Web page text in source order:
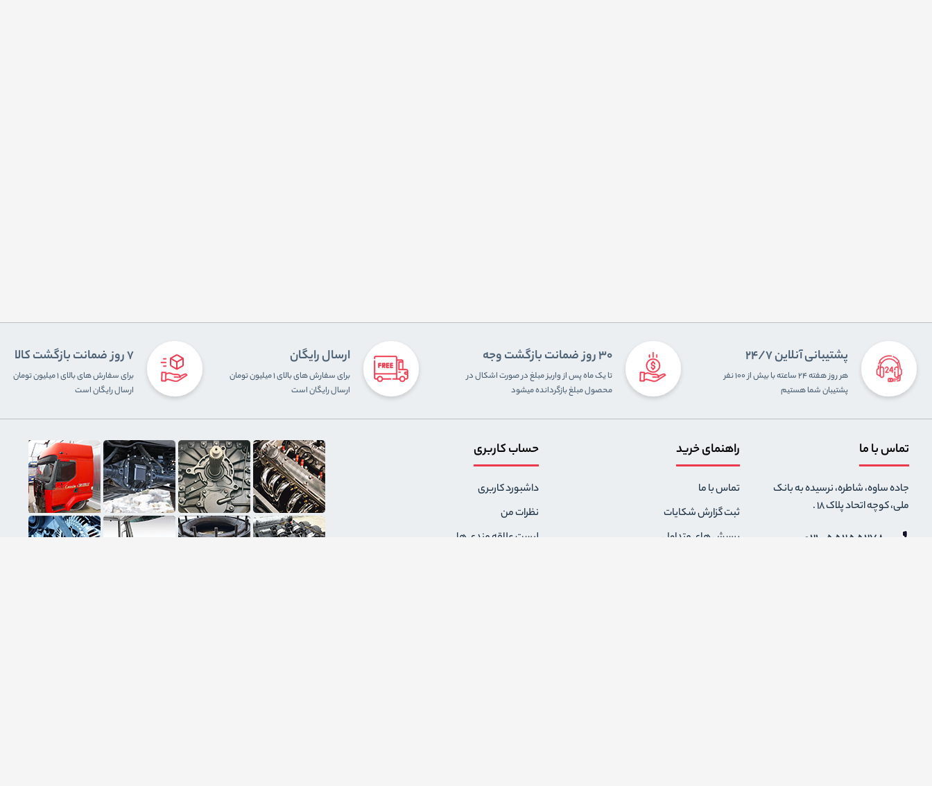
پشتیبانی آنلاین 24/7
هر روز هفته ۲۴ ساعته با بیش از ۱۰۰ نفر
پشتیبان شما هستیم
30 روز ضمانت بازگشت وجه
تا یک ماه پس از واریز مبلغ در صورت اشکال در
محصول مبلغ بازگردانده میشود
ارسال رایگان
برای سفارش های بالای ۱ میلیون تومان
ارسال رایگان است
7 روز ضمانت بازگشت کالا
برای سفارش های بالای ۱ میلیون تومان
ارسال رایگان است
تماس با ما
جاده ساوه، شاطره، نرسیده به بانک
ملی، کوچه اتحاد پلاک 18 .
021-55255278
راهنمای خرید
تماس با ما
ثبت گزارش شکایات
پرسش های متداول
حساب کاربری
داشبورد کاربری
نظرات من
لیست علاقه مندی ها